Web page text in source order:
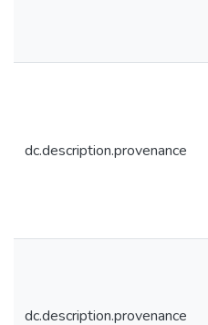
dc.description.provenance
dc.description.provenance